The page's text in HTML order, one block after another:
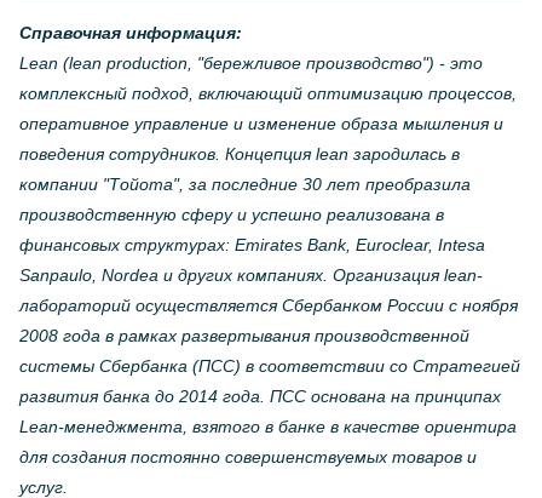
Справочная информация:
Lean (lean production, "бережливое производство") - это
комплексный подход, включающий оптимизацию процессов,
оперативное управление и изменение образа мышления и
поведения сотрудников. Концепция lean зародилась в
компании "Тойота", за последние 30 лет преобразила
производственную сферу и успешно реализована в
финансовых структурах: Emirates Bank, Euroclear, Intesa
Sanpaulo, Nordea и других компаниях. Организация lean-
лабораторий осуществляется Сбербанком России с ноября
2008 года в рамках развертывания производственной
системы Сбербанка (ПСС) в соответствии со Стратегией
развития банка до 2014 года. ПСС основана на принципах
Lean-менеджмента, взятого в банке в качестве ориентира
для создания постоянно совершенствуемых товаров и
услуг.